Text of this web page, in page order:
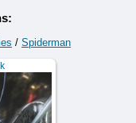
/ Spiderman